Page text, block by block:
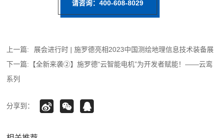
请咨询：400-608-8029
上一篇:
展会进行时 | 施罗德亮相2023中国测绘地理信息技术装备展
下一篇: 【全新来袭②】施罗德“云智能电机”为开发者赋能！——云鸾
系列
分享到：